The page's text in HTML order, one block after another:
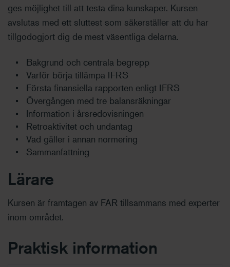
ges möjlighet till att testa dina kunskaper. Kursen
avslutas med ett sluttest som säkerställer att du har
tillgodogjort dig de mest väsentliga delarna.
Bakgrund och centrala begrepp
Varför börja tillämpa IFRS
Första finansiella rapporten enligt IFRS
Övergången med tre balansräkningar
Information i årsredovisningen
Retroaktivitet och undantag
Vad gäller i annan normering
Sammanfattning
Lärare
Kursen är framtagen av FAR tillsammans med experter
inom området.
Praktisk information